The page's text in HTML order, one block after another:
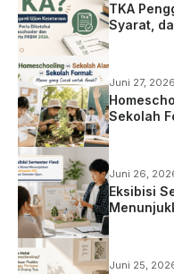
TKA
Syarat,
Juni 27, 2026
Sekolah
Juni 26,
Eksibisi
Juni 25,